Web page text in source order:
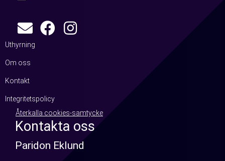
Uthyrning
Om oss
Kontakt
Integritetspolicy
Återkalla cookies-samtycke
Kontakta oss
Paridon Eklund